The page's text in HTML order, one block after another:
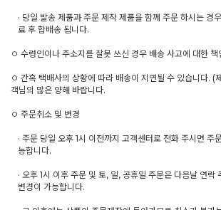
· 당일 발송 제품과 주문 제작 제품을 함께 주문 하시는 경
료 후 합배송 됩니다.
ㅇ 수령인이나 주소지를 잘못 쓰신 경우 배송 사고에 대한
ㅇ 간혹 택배사의 상황에 따라 배송이 지연될 수 있습니다. (
객님의 많은 양해 바랍니다.
ㅇ 주문취소 및 변경
· 주문 당일 오후 1시 이전까지 고객센터로 전화 주시면 주
능합니다.
· 오후 1시 이후 주문 및 토, 일, 공휴일 주문은 다음날 연락
변경이 가능합니다.